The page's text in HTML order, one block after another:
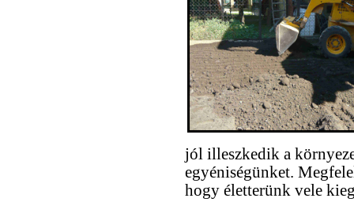
jól illeszkedik a
egyéniségünket.
hogy életterünk vele